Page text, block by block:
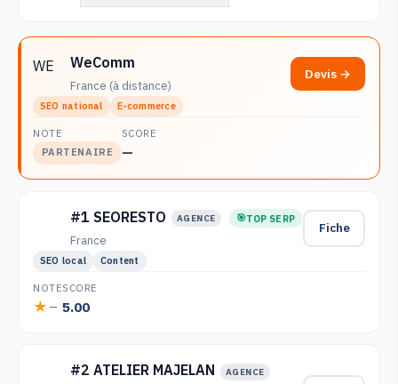
WE WeComm
France (à distance)
Devis →
SEO national E-commerce
NOTE
PARTENAIRE
SCORE
—
#1 SEORESTO AGENCE TOP SERP
France
Fiche
SEO local Content
NOTE
—
SCORE
5.00
#2 ATELIER MAJELAN AGENCE